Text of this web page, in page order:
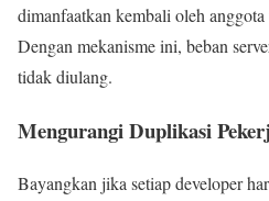
dimanfaatkan kembali oleh
Dengan mekanisme ini, beban
tidak diulang.
Mengurangi Duplikasi
Bayangkan jika setiap developer